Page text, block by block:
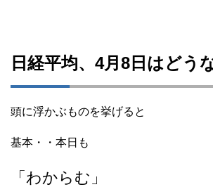
日経平均、4月8日はどう
頭に浮かぶものを挙げると
基本・・本日も
「わからむ」